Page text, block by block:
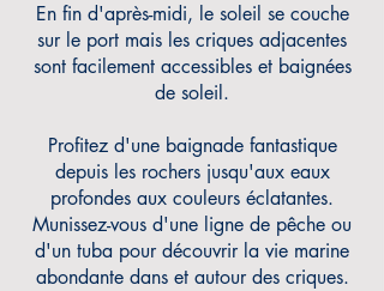
En fin d'après-midi, le soleil se couche
sur le port mais les criques adjacentes
sont facilement accessibles et baignées
de soleil.
Profitez d'une baignade fantastique
depuis les rochers jusqu'aux eaux
profondes aux couleurs éclatantes.
Munissez-vous d'une ligne de pêche ou
d'un tuba pour découvrir la vie marine
abondante dans et autour des criques.